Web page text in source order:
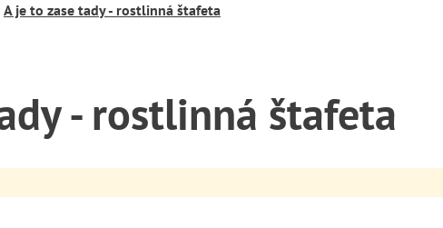
A je to zase tady - rostlinná štafeta
- rostlinná štafeta